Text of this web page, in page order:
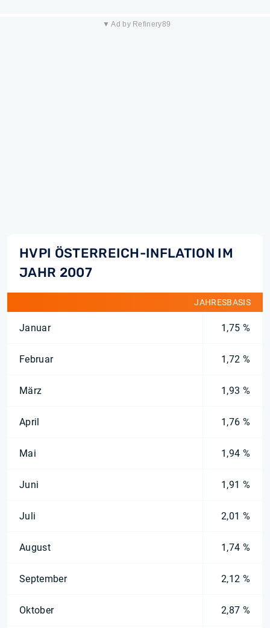
▼ Ad by Refinery89
HVPI ÖSTERREICH-INFLATION IM
JAHR 2007
JAHRESBASIS
Januar 1,75 %
Februar 1,72 %
März 1,93 %
April 1,76 %
Mai 1,94 %
Juni 1,91 %
Juli 2,01 %
August 1,74 %
September 2,12 %
Oktober 2,87 %